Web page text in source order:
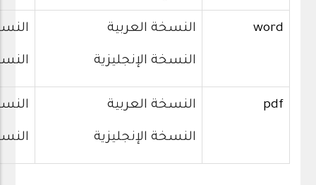
word النسخة العربية
النسخة الإنجليزية
pdf النسخة العربية
النسخة الإنجليزية